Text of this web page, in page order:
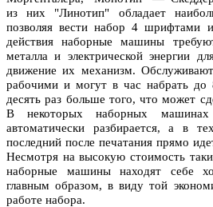
из них "Линотип" обладает
позволяя вести набор 4 шрифтами
действия наборные машины
металла и электрической энергии
движение их механизм.
рабочими и могут в час набрать
десять раз больше того, что может
В некоторых наборных машинах
автоматически разбирается, а в
последний после печатания прямо
Несмотря на высокую стоимость
наборные машины находят себе
главным образом, в виду той
работе набора.